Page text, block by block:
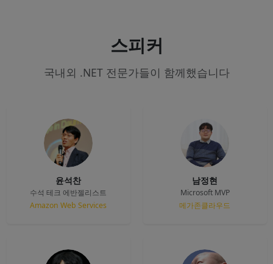
스피커
국내외 .NET 전문가들이 함께했습니다
윤석찬
수석 테크 에반젤리스트
Amazon Web Services
남정현
Microsoft MVP
메가존클라우드